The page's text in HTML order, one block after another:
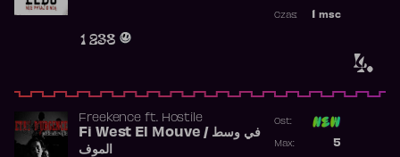
4.
1 238
msc
Czas:
Freekence ft. Hostile
Fi West El Mouve / في وسط
الموف
Ost:
5
Max: